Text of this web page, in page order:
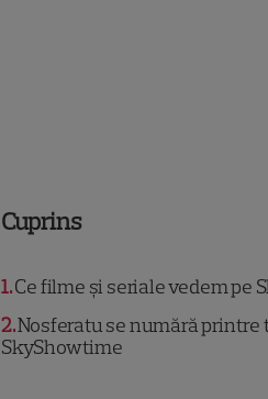
Cuprins
1Ce filme și seriale vedem pe
2Nosferatu se numără printre
SkyShowtime